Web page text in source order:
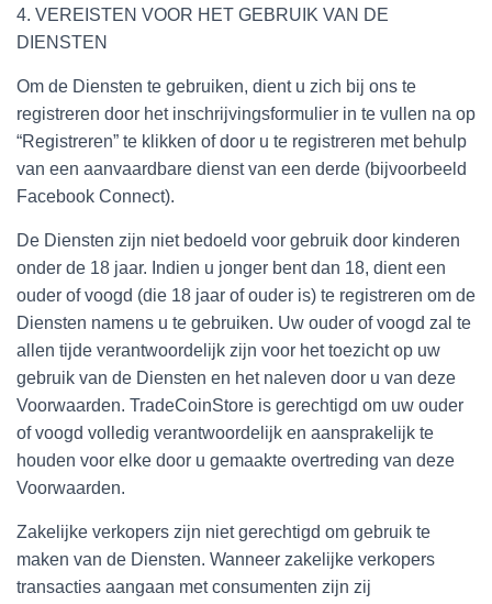
4. VEREISTEN VOOR HET GEBRUIK VAN DE
DIENSTEN
Om de Diensten te gebruiken, dient u zich bij ons te
registreren door het inschrijvingsformulier in te vullen na op
“Registreren” te klikken of door u te registreren met behulp
van een aanvaardbare dienst van een derde (bijvoorbeeld
Facebook Connect).
De Diensten zijn niet bedoeld voor gebruik door kinderen
onder de 18 jaar. Indien u jonger bent dan 18, dient een
ouder of voogd (die 18 jaar of ouder is) te registreren om de
Diensten namens u te gebruiken. Uw ouder of voogd zal te
allen tijde verantwoordelijk zijn voor het toezicht op uw
gebruik van de Diensten en het naleven door u van deze
Voorwaarden. TradeCoinStore is gerechtigd om uw ouder
of voogd volledig verantwoordelijk en aansprakelijk te
houden voor elke door u gemaakte overtreding van deze
Voorwaarden.
Zakelijke verkopers zijn niet gerechtigd om gebruik te
maken van de Diensten. Wanneer zakelijke verkopers
transacties aangaan met consumenten zijn zij